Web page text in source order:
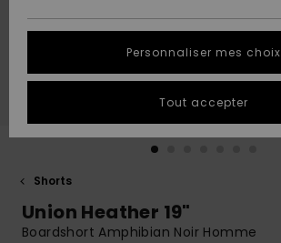
A
Découvrir
A
Découvrir
tailles
conversation
plus rapide
à votre
QUIKSILVER
Shorts
Union Heather 19"
Boardshort Amphibian Noir Homme
Personnaliser mes choix
Tout accepter